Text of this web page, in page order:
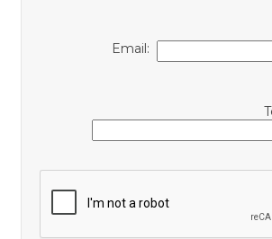
Email: